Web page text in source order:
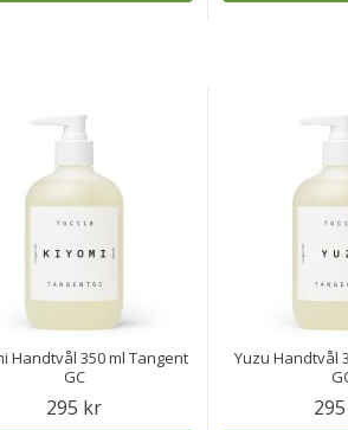
Handtvål 350 ml Tangent
GC
295 kr
Yuzu Handtvål